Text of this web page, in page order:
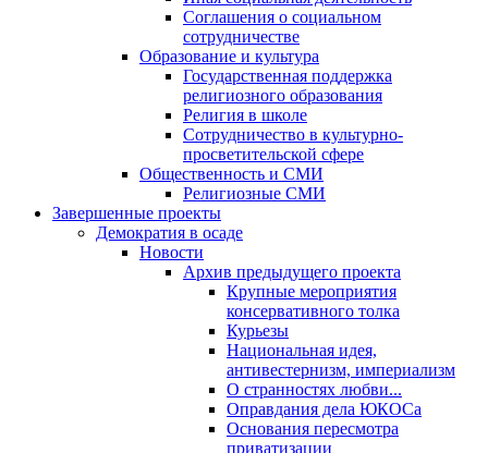
Соглашения о социальном
сотрудничестве
Образование и культура
Государственная поддержка
религиозного образования
Религия в школе
Сотрудничество в культурно-
просветительской сфере
Общественность и СМИ
Религиозные СМИ
Завершенные проекты
Демократия в осаде
Новости
Архив предыдущего проекта
Крупные мероприятия
консервативного толка
Курьезы
Национальная идея,
антивестернизм, империализм
О странностях любви...
Оправдания дела ЮКОСа
Основания пересмотра
приватизации